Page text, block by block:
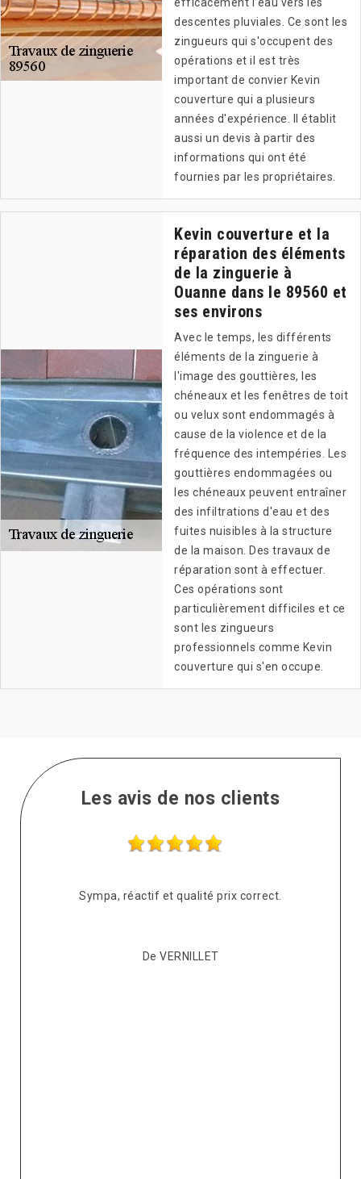
efficacement l'eau vers les
descentes pluviales. Ce sont les
zingueurs qui s'occupent des
opérations et il est très
important de convier Kevin
couverture qui a plusieurs
années d'expérience. Il établit
aussi un devis à partir des
informations qui ont été
fournies par les propriétaires.
Kevin couverture et la
réparation des éléments
de la zinguerie à
Ouanne dans le 89560 et
ses environs
Avec le temps, les différents
éléments de la zinguerie à
l'image des gouttières, les
chéneaux et les fenêtres de toit
ou velux sont endommagés à
cause de la violence et de la
fréquence des intempéries. Les
gouttières endommagées ou
les chéneaux peuvent entraîner
des infiltrations d'eau et des
fuites nuisibles à la structure
de la maison. Des travaux de
réparation sont à effectuer.
Ces opérations sont
particulièrement difficiles et ce
sont les zingueurs
professionnels comme Kevin
couverture qui s'en occupe.
Les avis de nos clients
Sympa, réactif et qualité prix correct.
De VERNILLET